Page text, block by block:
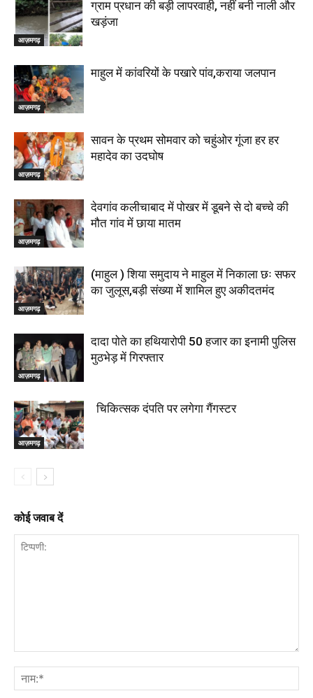
आज़मगढ़
ग्राम प्रधान की बड़ी लापरवाही, नहीं बनी नाली और
खड़ंजा
आज़मगढ़
माहुल में कांवरियों के पखारे पांव,कराया जलपान
आज़मगढ़
सावन के प्रथम सोमवार को चहुंओर गूंजा हर हर
महादेव का उदघोष
आज़मगढ़
देवगांव कलीचाबाद में पोखर में डूबने से दो बच्चे की
मौत गांव में छाया मातम
आज़मगढ़
(माहुल ) शिया समुदाय ने माहुल में निकाला छः सफर
का जुलूस,बड़ी संख्या में शामिल हुए अकीदतमंद
आज़मगढ़
दादा पोते का हथियारोपी 50 हजार का इनामी पुलिस
मुठभेड़ में गिरफ्तार
आज़मगढ़
चिकित्सक दंपति पर लगेगा गैंगस्टर
कोई जवाब दें